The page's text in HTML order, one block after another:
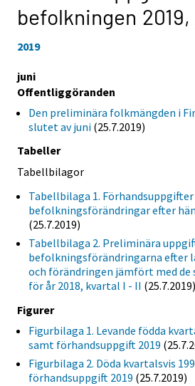
befolkningen 2019,
2019
juni
Offentliggöranden
Den preliminära folkmängden i
slutet av juni (25.7.2019)
Tabeller
Tabellbilagor
Tabellbilaga 1.
befolkningsförändringar efter
(25.7.2019)
Tabellbilaga 2. Preliminära
befolkningsförändringarna efter
och förändringen jämfört med
för år 2018, kvartal I - II (25.7.2019)
Figurer
Figurbilaga 1. Levande födda
samt förhandsuppgift 2019
Figurbilaga 2. Döda kvartalsvis
förhandsuppgift 2019 (25.7.2019)